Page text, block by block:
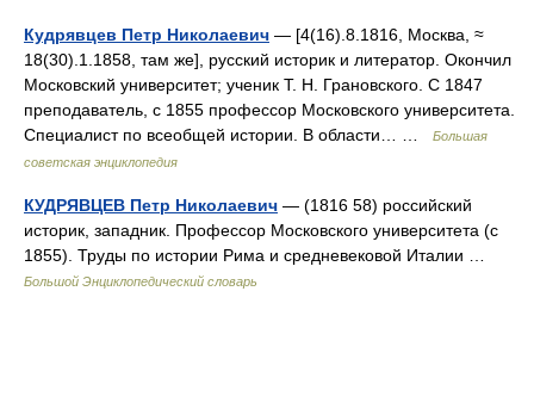
Кудрявцев Петр Николаевич — [4(16).8.1816, Москва, ≈
18(30).1.1858, там же], русский историк и литератор. Окончил
Московский университет; ученик Т. Н. Грановского. С 1847
преподаватель, с 1855 профессор Московского университета.
Специалист по всеобщей истории. В области… …
Большая
советская энциклопедия
КУДРЯВЦЕВ Петр Николаевич — (1816 58) российский
историк, западник. Профессор Московского университета (с
1855). Труды по истории Рима и средневековой Италии …
Большой Энциклопедический словарь